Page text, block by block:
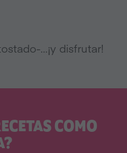
…¡y disfrutar!
COMO